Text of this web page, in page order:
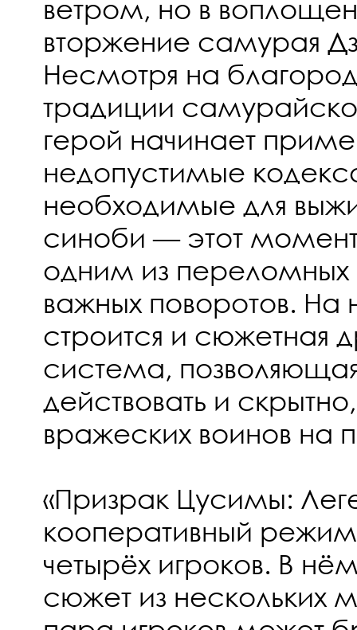
ветром, но в
вторжение самурая
Несмотря на
традиции
герой начинает
недопустимые
необходимые для
синоби — этот момент
одним из
важных поворотов. На
строится и сюжетная
система,
действовать и
вражеских воинов на
«Призрак Цусимы:
кооперативный режим
четырёх игроков. В
сюжет из нескольких